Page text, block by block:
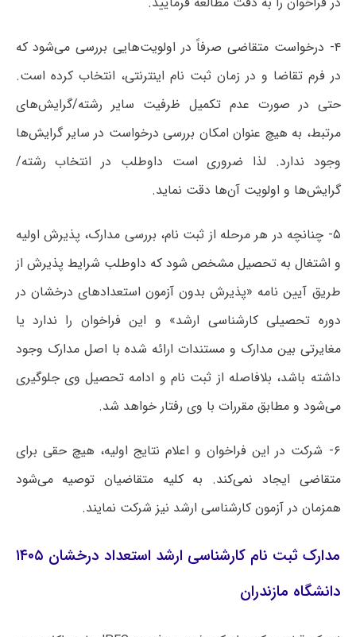
۴- درخواست متقاضی صرفاً در اولویت‌هایی بررسی می‌شود که
در فرم تقاضا و در زمان ثبت نام اینترنتی، انتخاب کرده است.
حتی در صورت‌ عدم تکمیل ظرفیت سایر رشته/گرایش‌های
مرتبط، به هیچ عنوان امکان بررسی درخواست در سایر گرایش‌ها
وجود ندارد. لذا ضروری است داوطلب در انتخاب رشته/
گرایش‌ها و اولویت آن‌ها دقت نماید.
۵- چنانچه در هر مرحله از ثبت نام، بررسی مدارک، پذیرش اولیه
و اشتغال به تحصیل مشخص شود که داوطلب شرایط پذیرش از
طریق آیین نامه «پذیرش بدون آزمون استعدادهای درخشان در
دوره تحصیلی کارشناسی ارشد» و این فراخوان را ندارد یا
مغایرتی بین مدارک و مستندات ارائه شده با اصل مدارک وجود
داشته باشد، بلافاصله از ثبت نام و ادامه تحصیل وی جلوگیری
می‌شود و مطابق مقررات با وی رفتار خواهد شد.
۶- شرکت در این فراخوان و اعلام نتایج اولیه، هیچ حقی برای
متقاضی ایجاد نمی‌کند. به کلیه متقاضیان توصیه می‌شود
همزمان در آزمون کارشناسی ارشد نیز شرکت نمایند.
مدارک ثبت نام کارشناسی ارشد استعداد درخشان ۱۴۰۵
دانشگاه مازندران